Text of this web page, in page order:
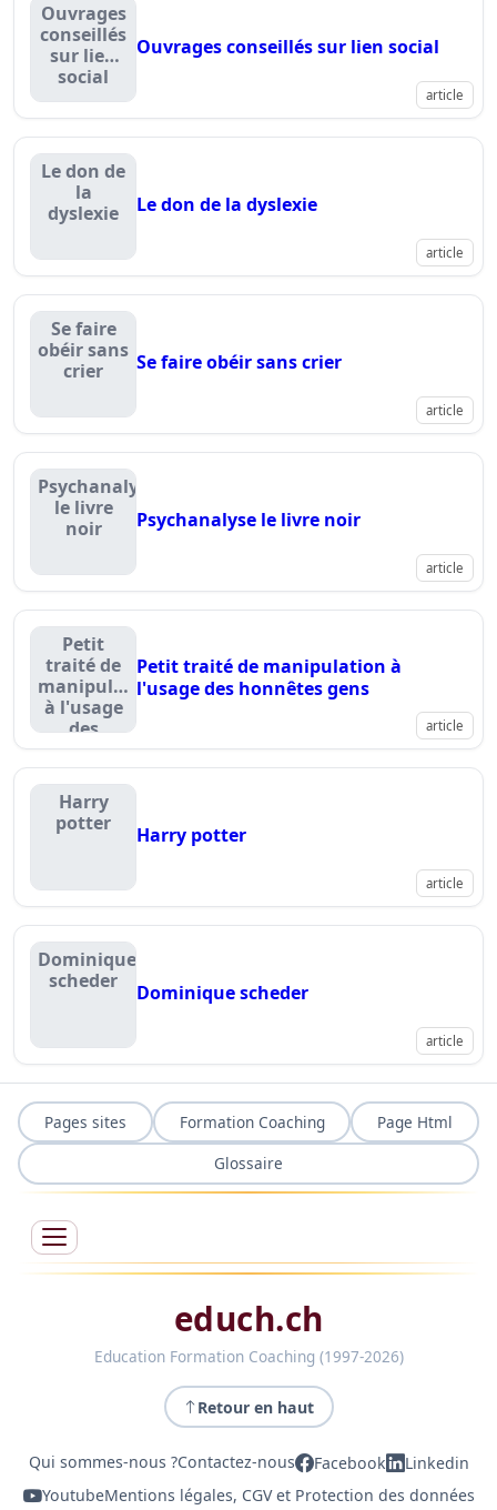
Ouvrages
conseillés
sur lien
social
Ouvrages conseillés sur lien social
article
Le don de
la
dyslexie
Le don de la dyslexie
article
Se faire
obéir sans
crier
Se faire obéir sans crier
article
Psychanalyse
le livre
noir
Psychanalyse le livre noir
article
Petit
traité de
manipulation
à l'usage
des
honnêtes
gens
Petit traité de manipulation à
l'usage des honnêtes gens
article
Harry
potter
Harry potter
article
Dominique
scheder
Dominique scheder
article
Pages sites Formation Coaching
Page Html
Glossaire
educh.ch
Education Formation Coaching (1997-2026)
Retour en haut
Qui sommes-nous ?Contactez-nous Facebook
Linkedin
YoutubeMentions légales, CGV et Protection des données